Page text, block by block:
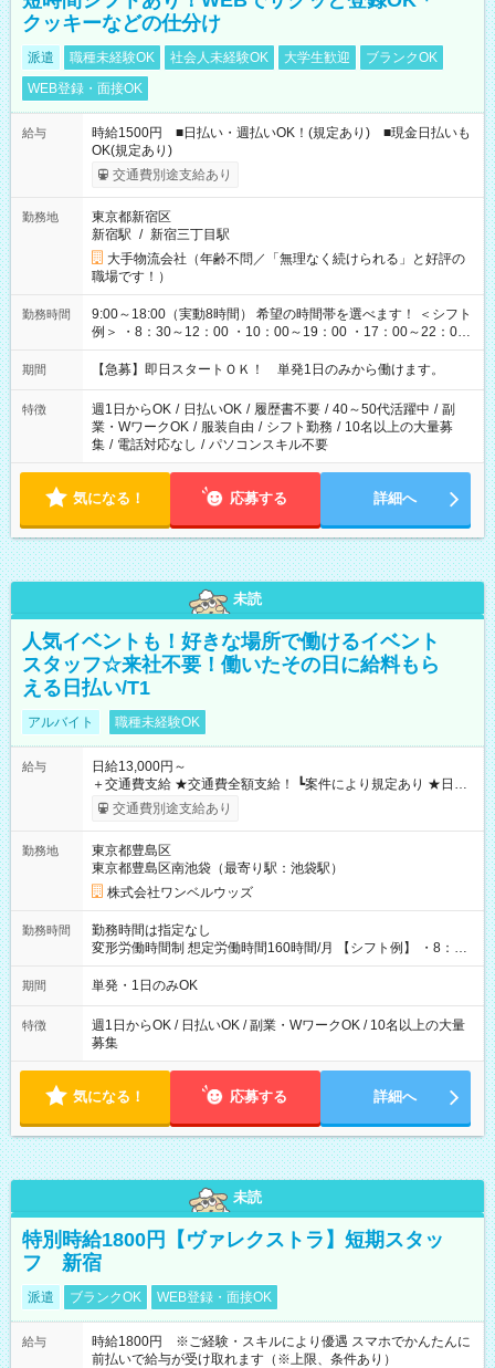
クッキーなどの仕分け
派遣 職種未経験OK 社会人未経験OK 大学生歓迎
ブランクOK
WEB登録・面接OK
給与
時給1500円 ■日払い・週払いOK！(規定あり) ■現金日払いも
OK(規定あり)
交通費別途支給あり
勤務地
東京都新宿区
新宿駅 / 新宿三丁目駅
大手物流会社（年齢不問／「無理なく続けられる」と好評の
職場です！）
勤務時間
9:00～18:00（実動8時間） 希望の時間帯を選べます！ ＜シフト
例＞ ・8：30～12：00 ・10：00～19：00 ・17：00～22：00
・13：00～22：00 ・22：00～翌6：00 など
期間 【急募】即日スタートＯＫ！ 単発1日のみから働けます。
特徴 週1日からOK / 日払いOK / 履歴書不要 / 40～50代活躍中 / 副
業・WワークOK / 服装自由 / シフト勤務 / 10名以上の大量募
集 / 電話対応なし / パソコンスキル不要
気になる！ 応募する 詳細へ
未読
人気イベントも！好きな場所で働けるイベント
スタッフ☆来社不要！働いたその日に給料もら
える日払い/T1
アルバイト 職種未経験OK
給与
日給13,000円～
＋交通費支給 ★交通費全額支給！ ┗案件により規定あり ★日払
いOK！（規定あり） ┗働いたその日に現金GET♪ お仕事後はコ
ンビニATMから 日払い分を引き落とせます！ 【試用期間】試
交通費別途支給あり
勤務地
東京都豊島区
東京都豊島区南池袋（最寄り駅：池袋駅）
株式会社ワンベルウッズ
勤務時間
勤務時間は指定なし
変形労働時間制 想定労働時間160時間/月 【シフト例】 ・8：00
～21：00
期間 単発・1日のみOK
特徴
週1日からOK / 日払いOK / 副業・WワークOK / 10名以上の大量
募集
気になる！ 応募する 詳細へ
未読
特別時給1800円【ヴァレクストラ】短期スタッ
フ 新宿
派遣 ブランクOK WEB登録・面接OK
給与
時給1800円 ※ご経験・スキルにより優遇 スマホでかんたんに
前払いで給与が受け取れます（※上限、条件あり）